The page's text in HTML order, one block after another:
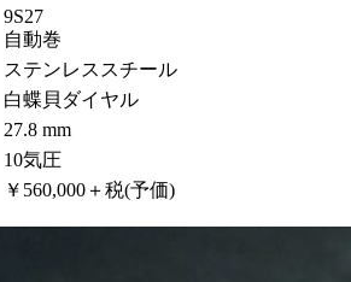
9S27
自動巻
ステンレススチール
白蝶貝ダイヤル
27.8 mm
10気圧
￥560,000＋税(予価)